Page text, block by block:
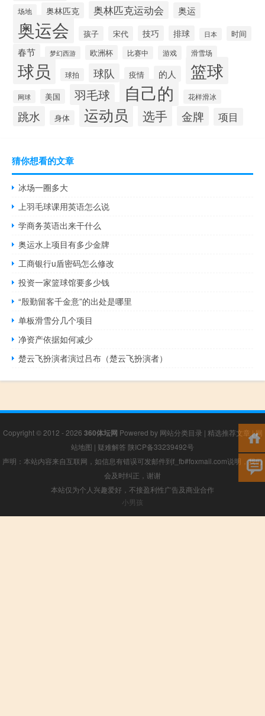
场地 奥林匹克 奥林匹克运动会 奥运
奥运会 孩子 宋代 技巧 排球 日本 时间
春节 梦幻西游 欧洲杯 比赛中 游戏 滑雪场
球员 球拍 球队 疫情 的人 篮球
网球 美国 羽毛球 自己的 花样滑冰
跳水 身体 运动员 选手 金牌 项目
猜你想看的文章
冰场一圈多大
上羽毛球课用英语怎么说
学商务英语出来干什么
奥运水上项目有多少金牌
工商银行u盾密码怎么修改
投资一家篮球馆要多少钱
“殷勤留客千金意”的出处是哪里
单板滑雪分几个项目
净资产依据如何减少
楚云飞扮演者演过吕布（楚云飞扮演者）
Copyright © 2012 - 2026 360体坛网 Powered by 网站分类目录 | 精选推荐文章 |网
站地图 | 疑难解答 陕ICP备33239492号
声明：本站内容来自互联网，如信息有错误可发邮件到f_fb#foxmail.com说明，我们
会及时纠正，谢谢
本站仅为个人兴趣爱好，不接盈利性广告及商业合作
小男孩